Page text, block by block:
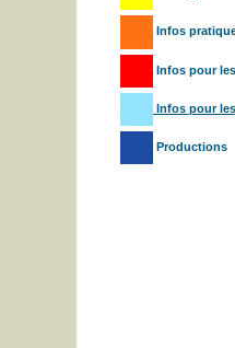
Infos
Infos pour
Infos pour
Productions